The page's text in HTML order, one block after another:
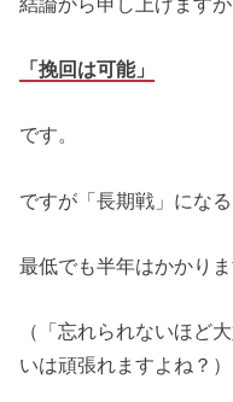
「挽回は可能」
です。
ですが「長期戦」にな
最低でも半年はかかりま
（「忘れられないほど
いは頑張れますよね？）